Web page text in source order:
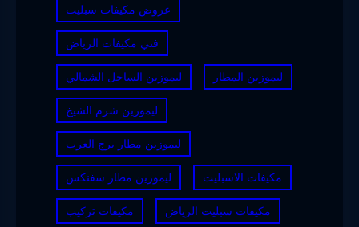
عروض مكيفات سبليت
فني مكيفات الرياض
ليموزين الساحل الشمالي ليموزين المطار
ليموزين شرم الشيخ
ليموزين مطار برج العرب
ليموزين مطار سفنكس مكيفات الاسبليت
مكيفات تركيب مكيفات سبليت الرياض